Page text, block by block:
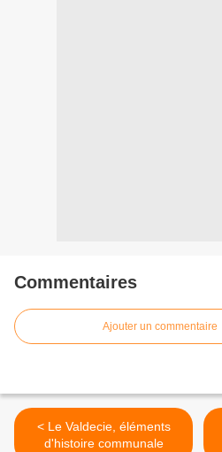
Commentaires
Ajouter un commentaire
< Le Valdecie, éléments
d'histoire communale